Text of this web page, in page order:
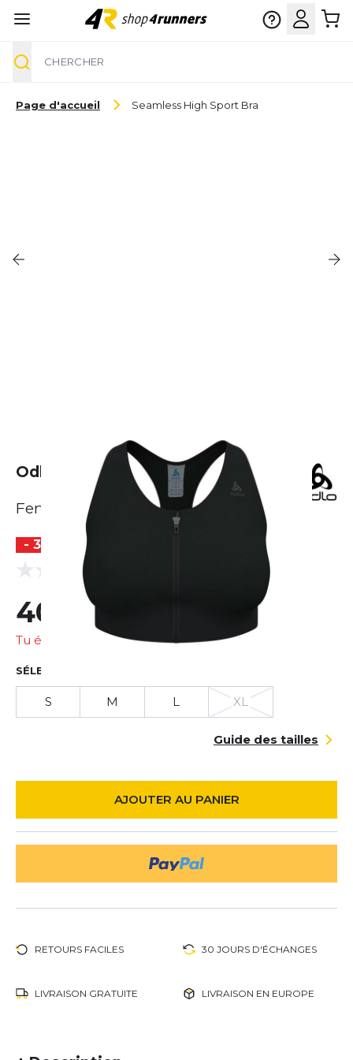
Page d'accueil Seamless High Sport Bra
Odlo Seamless High Sport Bra
Femme
- 33 %
40,33 €
Tu économises 20,13 €
SÉLECTIONNER LA TAILLE
S M L XL
Guide des tailles
AJOUTER AU PANIER
RETOURS FACILES 30 JOURS D'ÉCHANGES
LIVRAISON GRATUITE LIVRAISON EN EUROPE